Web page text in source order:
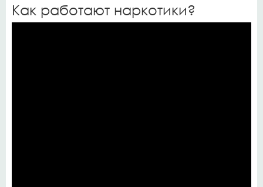
Как работают наркотики?